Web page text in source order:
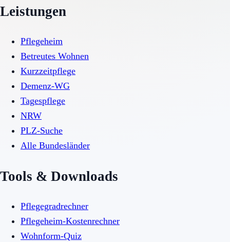
Leistungen
Pflegeheim
Betreutes Wohnen
Kurzzeitpflege
Demenz-WG
Tagespflege
NRW
PLZ-Suche
Alle Bundesländer
Tools & Downloads
Pflegegradrechner
Pflegeheim-Kostenrechner
Wohnform-Quiz